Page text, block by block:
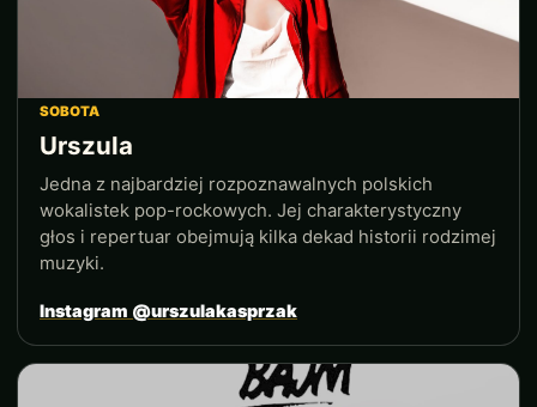
SOBOTA
Urszula
Jedna z najbardziej rozpoznawalnych polskich
wokalistek pop-rockowych. Jej charakterystyczny
głos i repertuar obejmują kilka dekad historii rodzimej
muzyki.
Instagram @urszulakasprzak